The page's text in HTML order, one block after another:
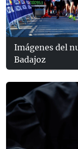
Imágenes del
Badajoz